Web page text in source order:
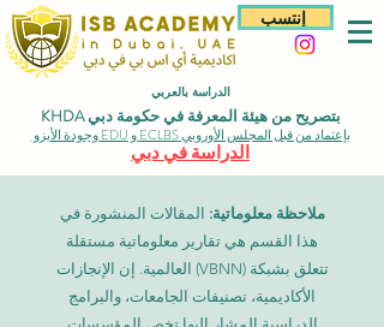
إنتسب
الدراسة بالعربي
بتصريح من هيئة المعرفة في حكومة دبي KHDA
بإعتماد من قبل المجلس الأوروبي ECLBS و EDU وجودة الأيزو
الدراسة في دبي
ملاحظة معلوماتية: المقالات المنشورة في
هذا القسم هي تقارير معلوماتية مستقلة
تتعلق بشبكة (VBNN) العالمية. إن الإنجازات
الأكاديمية، تصنيفات الجامعات، والبرامج